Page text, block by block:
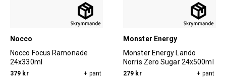
Nocco
Nocco Focus Ramonade
24x330ml
379 kr + pant
Monster Energy
Monster Energy Lando
Norris Zero Sugar 24x500ml
279 kr + pant